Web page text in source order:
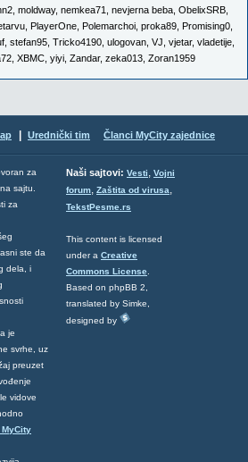
moldway, nemkea71 nevjerna beba ObelixSRB
PlayerOne Polemarchoi proka89 Promising0
stefan95 Tricko4190 ulogovan VJ vjetar, vladetije
XBMC yiyi Zandar, zeka013 Zoran1959
Urednički tim Članci MyCity zajednice
za
sajtu.
za
ste da
dela, i
je
svrhe, uz
preuzet
vidove
Naši sajtovi: Vesti, Vojni
forum, Zaštita od virusa,
TekstPesme.rs
This content is licensed
under a Creative
Commons License
Based on phpBB 2,
translated by Simke,
designed by